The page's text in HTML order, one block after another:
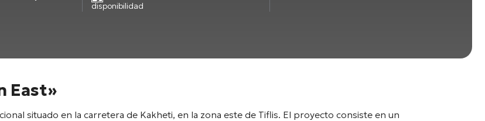
disponibilidad
East»
situado en la carretera de Kakheti, en la zona este de Tiflis. El proyecto consiste en un